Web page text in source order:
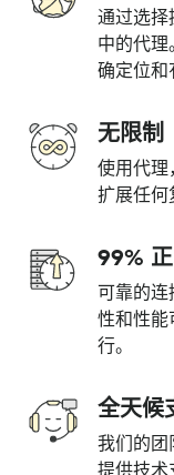
通过选
中的代
确定位和
无限制
使用代
扩展任何
99%
可靠的连
性和性
行。
全天候
我们的